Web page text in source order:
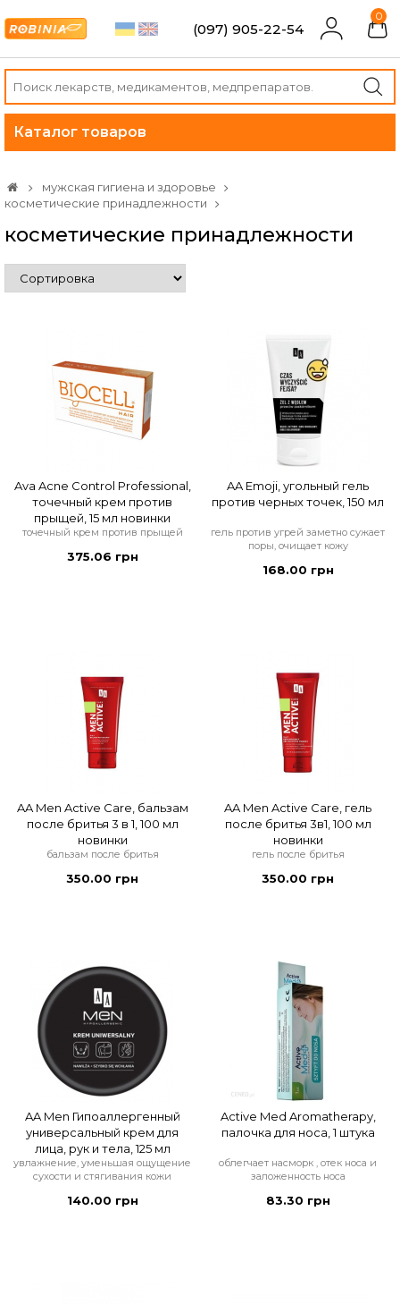
(097) 905-22-54
0
Каталог товаров
мужская гигиена и здоровье
косметические принадлежности
косметические принадлежности
Ava Acne Control Professional,
точечный крем против
прыщей, 15 мл новинки
точечный крем против прыщей
375.06 грн
AA Emoji, угольный гель
против черных точек, 150 мл
гель против угрей заметно сужает
поры, очищает кожу
168.00 грн
AA Men Active Care, бальзам
после бритья 3 в 1, 100 мл
новинки
бальзам после бритья
350.00 грн
AA Men Active Care, гель
после бритья 3в1, 100 мл
новинки
гель после бритья
350.00 грн
AA Men Гипоаллергенный
универсальный крем для
лица, рук и тела, 125 мл
увлажнение, уменьшая ощущение
сухости и стягивания кожи
140.00 грн
Active Med Aromatherapy,
палочка для носа, 1 штука
облегчает насморк , отек носа и
заложенность носа
83.30 грн